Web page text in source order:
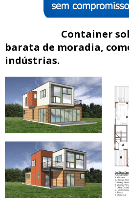
Container
barata de moradia,
indústrias.